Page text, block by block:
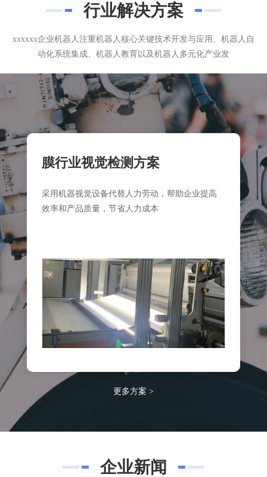
行业解决方案
xxxxxx企业机器人注重机器人核心关键技术开发与应用、机器人自
动化系统集成、机器人教育以及机器人多元化产业发
膜行业视觉检测方案
采用机器视觉设备代替人力劳动，帮助企业提高
效率和产品质量，节省人力成本
括
别
更多方案 >
企业新闻